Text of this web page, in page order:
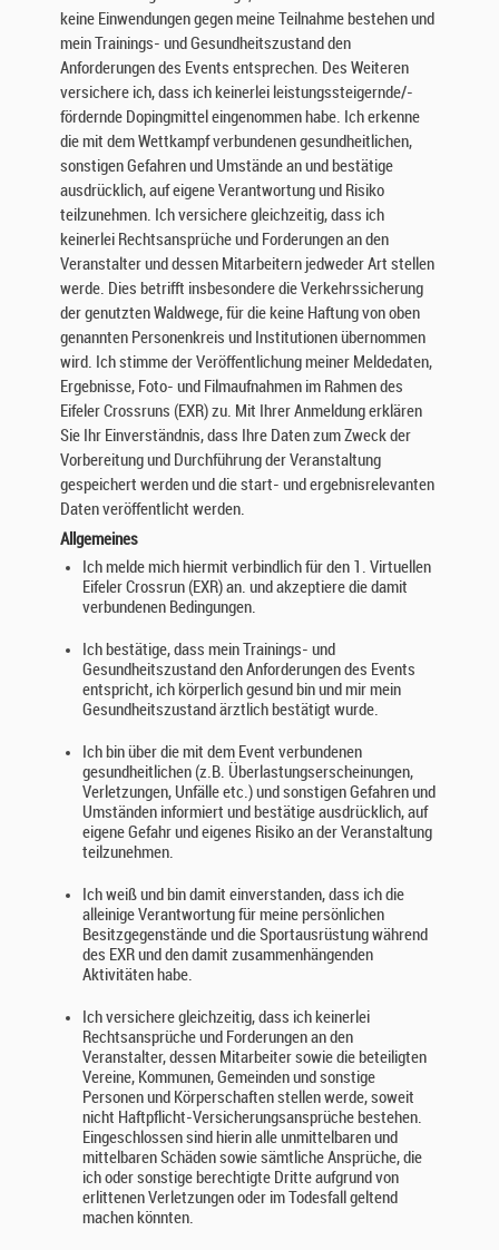
keine Einwendungen gegen meine Teilnahme bestehen und
mein Trainings- und Gesundheitszustand den
Anforderungen des Events entsprechen. Des Weiteren
versichere ich, dass ich keinerlei leistungssteigernde/-
fördernde Dopingmittel eingenommen habe. Ich erkenne
die mit dem Wettkampf verbundenen gesundheitlichen,
sonstigen Gefahren und Umstände an und bestätige
ausdrücklich, auf eigene Verantwortung und Risiko
teilzunehmen. Ich versichere gleichzeitig, dass ich
keinerlei Rechtsansprüche und Forderungen an den
Veranstalter und dessen Mitarbeitern jedweder Art stellen
werde. Dies betrifft insbesondere die Verkehrssicherung
der genutzten Waldwege, für die keine Haftung von oben
genannten Personenkreis und Institutionen übernommen
wird. Ich stimme der Veröffentlichung meiner Meldedaten,
Ergebnisse, Foto- und Filmaufnahmen im Rahmen des
Eifeler Crossruns (EXR) zu. Mit Ihrer Anmeldung erklären
Sie Ihr Einverständnis, dass Ihre Daten zum Zweck der
Vorbereitung und Durchführung der Veranstaltung
gespeichert werden und die start- und ergebnisrelevanten
Daten veröffentlicht werden.
Allgemeines
Ich melde mich hiermit verbindlich für den 1. Virtuellen
Eifeler Crossrun (EXR) an. und akzeptiere die damit
verbundenen Bedingungen.
Ich bestätige, dass mein Trainings- und
Gesundheitszustand den Anforderungen des Events
entspricht, ich körperlich gesund bin und mir mein
Gesundheitszustand ärztlich bestätigt wurde.
Ich bin über die mit dem Event verbundenen
gesundheitlichen (z.B. Überlastungserscheinungen,
Verletzungen, Unfälle etc.) und sonstigen Gefahren und
Umständen informiert und bestätige ausdrücklich, auf
eigene Gefahr und eigenes Risiko an der Veranstaltung
teilzunehmen.
Ich weiß und bin damit einverstanden, dass ich die
alleinige Verantwortung für meine persönlichen
Besitzgegenstände und die Sportausrüstung während
des EXR und den damit zusammenhängenden
Aktivitäten habe.
Ich versichere gleichzeitig, dass ich keinerlei
Rechtsansprüche und Forderungen an den
Veranstalter, dessen Mitarbeiter sowie die beteiligten
Vereine, Kommunen, Gemeinden und sonstige
Personen und Körperschaften stellen werde, soweit
nicht Haftpflicht-Versicherungsansprüche bestehen.
Eingeschlossen sind hierin alle unmittelbaren und
mittelbaren Schäden sowie sämtliche Ansprüche, die
ich oder sonstige berechtigte Dritte aufgrund von
erlittenen Verletzungen oder im Todesfall geltend
machen könnten.